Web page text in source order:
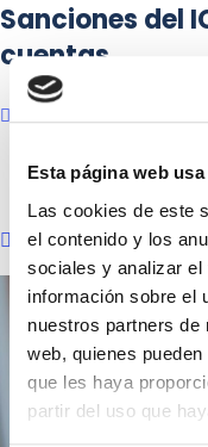
Esta página web
Las cookies de este
el contenido y los
sociales y analizar
información sobre el
nuestros partners de
web, quienes
que les haya
partir del uso que
Sanciones del
cuentas
Categoría: Empresas
No hay comentarios